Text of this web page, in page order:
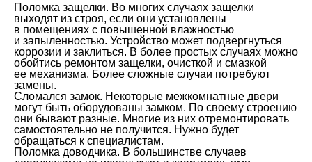
Поломка защелки. Во многих случаях защелки
выходят из строя, если они установлены
в помещениях с повышенной влажностью
и запыленностью. Устройство может подвергнуться
коррозии и заклиться. В более простых случаях можно
обойтись ремонтом защелки, очисткой и смазкой
ее механизма. Более сложные случаи потребуют
замены.
Сломался замок. Некоторые межкомнатные двери
могут быть оборудованы замком. По своему строению
они бывают разные. Многие из них отремонтировать
самостоятельно не получится. Нужно будет
обращаться к специалистам.
Поломка доводчика. В большинстве случаев